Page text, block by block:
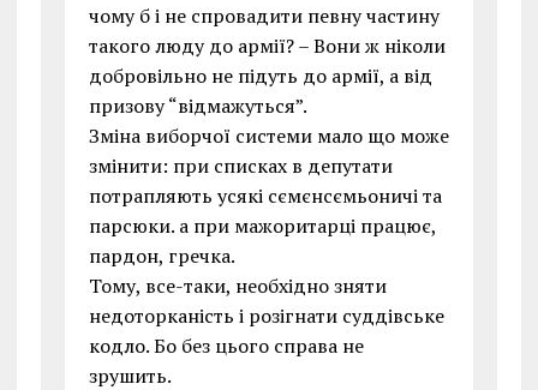
чому б і не спровадити певну частину
такого люду до армії? – Вони ж ніколи
добровільно не підуть до армії, а від
призову “відмажуться”.
Зміна виборчої системи мало що може
змінити: при списках в депутати
потрапляють усякі сємєнсємьоничі та
парсюки. а при мажоритарці працює,
пардон, гречка.
Тому, все-таки, необхідно зняти
недоторканість і розігнати суддівське
кодло. Бо без цього справа не
зрушить.